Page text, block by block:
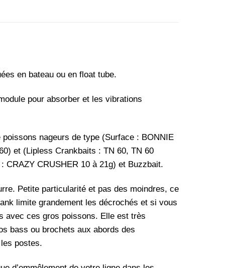
en bateau ou en float tube.
pour absorber et les vibrations
nageurs de type (Surface : BONNIE
et (Lipless Crankbaits : TN 60, TN 60
CRAZY CRUSHER 10 à 21g) et Buzzbait.
Petite particularité et pas des moindres, ce
limite grandement les décrochés et si vous
avec ces gros poissons. Elle est très
bass ou brochets aux abords des
postes.